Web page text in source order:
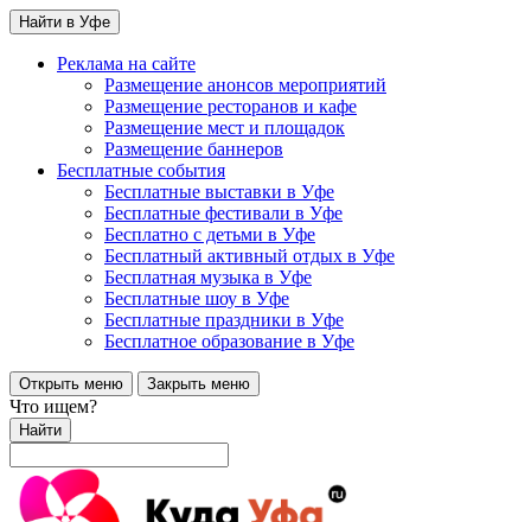
Найти в Уфе
Реклама на сайте
Размещение анонсов мероприятий
Размещение ресторанов и кафе
Размещение мест и площадок
Размещение баннеров
Бесплатные события
Бесплатные выставки в Уфе
Бесплатные фестивали в Уфе
Бесплатно с детьми в Уфе
Бесплатный активный отдых в Уфе
Бесплатная музыка в Уфе
Бесплатные шоу в Уфе
Бесплатные праздники в Уфе
Бесплатное образование в Уфе
Открыть меню Закрыть меню
Что ищем?
Найти